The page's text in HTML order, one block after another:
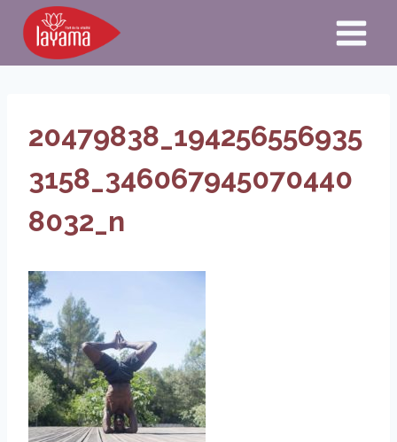
Aller
contenu
20479838_194256556935
3158_346067945070440
8032_n